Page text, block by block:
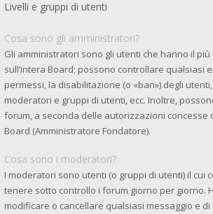
Livelli e gruppi di utenti
Cosa sono gli amministratori?
Gli amministratori sono gli utenti che hanno il
sull’intera Board; possono controllare qualsiasi
permessi, la disabilitazione (o «ban») degli
moderatori e gruppi di utenti, ecc. Inoltre,
forum, a seconda delle autorizzazioni concesse
Board (Amministratore Fondatore).
Cosa sono i moderatori?
I moderatori sono utenti (o gruppi di utenti) il cui
tenere sotto controllo i forum giorno per giorno.
modificare o cancellare qualsiasi messaggio e